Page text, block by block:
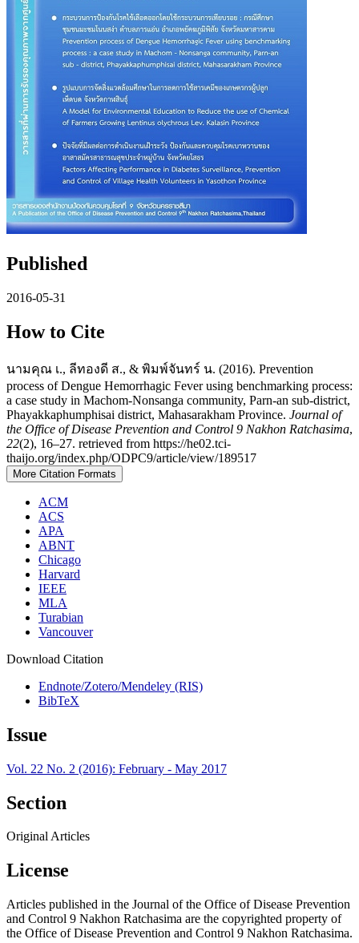
Published
2016-05-31
How to Cite
นามคุณ เ., ลีทองดี ส., & พิมพ์จันทร์ น. (2016). Prevention
process of Dengue Hemorrhagic Fever using benchmarking process:
a case study in Machom-Nonsanga community, Parn-an sub-district,
Phayakkaphumphisai district, Mahasarakham Province. Journal of
the Office of Disease Prevention and Control 9 Nakhon Ratchasima,
22(2), 16–27. retrieved from https://he02.tci-
thaijo.org/index.php/ODPC9/article/view/189517
More Citation Formats
ACM
ACS
APA
ABNT
Chicago
Harvard
IEEE
MLA
Turabian
Vancouver
Download Citation
Endnote/Zotero/Mendeley (RIS)
BibTeX
Issue
Vol. 22 No. 2 (2016): February - May 2017
Section
Original Articles
License
Articles published in the Journal of the Office of Disease Prevention
and Control 9 Nakhon Ratchasima are the copyrighted property of
the Office of Disease Prevention and Control 9 Nakhon Ratchasima.